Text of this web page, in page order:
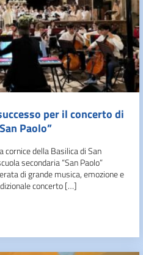
per il concerto di
Paolo”
cornice della Basilica di San
secondaria “San Paolo”
di grande musica, emozione e
concerto […]